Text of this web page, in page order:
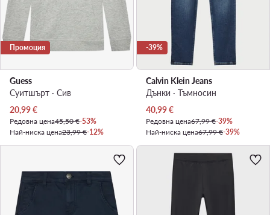
Промоция
Guess
Суитшърт · Сив
Актуална цена
20,99€
Редовна цена45,50 €-53%
Най-ниска цена23,99 €-12%
-39%
Calvin Klein Jeans
Дънки · Тъмносин
Актуална цена
40,99€
Редовна цена67,99 €-39%
Най-ниска цена67,99 €-39%